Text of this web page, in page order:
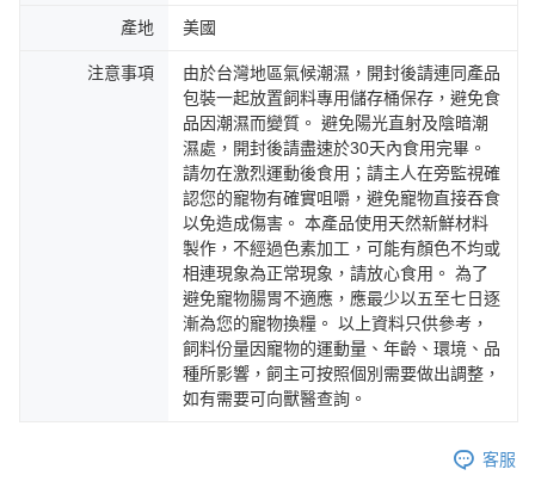
產地 美國
注意事項
由於台灣地區氣候潮濕，開封後請連同產品
包裝一起放置飼料專用儲存桶保存，避免食
品因潮濕而變質。 避免陽光直射及陰暗潮
濕處，開封後請盡速於30天內食用完畢。
請勿在激烈運動後食用；請主人在旁監視確
認您的寵物有確實咀嚼，避免寵物直接吞食
以免造成傷害。 本產品使用天然新鮮材料
製作，不經過色素加工，可能有顏色不均或
相連現象為正常現象，請放心食用。 為了
避免寵物腸胃不適應，應最少以五至七日逐
漸為您的寵物換糧。 以上資料只供參考，
飼料份量因寵物的運動量、年齡、環境、品
種所影響，飼主可按照個別需要做出調整，
如有需要可向獸醫查詢。
客服